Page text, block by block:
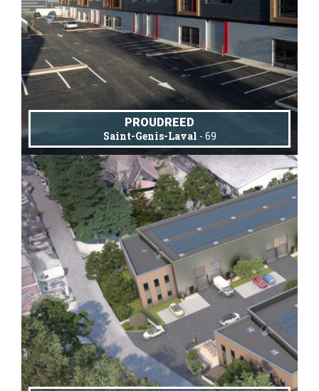
PROUDREED
Saint-Genis-Laval - 69